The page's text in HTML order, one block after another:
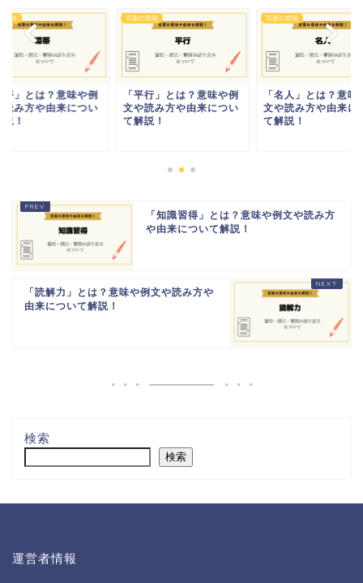
意味
帯」とは？意味や例
読み方や由来につい
！
言葉の意味
「平行」とは？意味や例
文や読み方や由来につい
て解説！
言葉の意味
「名人」とは？意味
文や読み方や由来に
て解説！
「知識習得」とは？意味や例文や読み方
や由来について解説！
「読解力」とは？意味や例文や読み方や
由来について解説！
検索
検索
運営者情報